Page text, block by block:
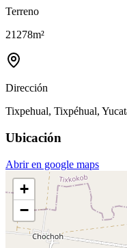
Terreno
21278m²
Dirección
Tixpehual, Tixpéhual,
Ubicación
Abrir en google maps
+
−